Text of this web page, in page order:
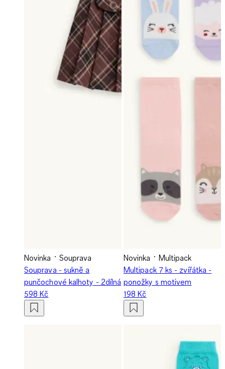
Novinka
Souprava
Souprava - sukně a
punčochové kalhoty - 2dílná
598 Kč
Novinka
Multipack
Multipack 7 ks - zvířátka -
ponožky s motivem
198 Kč